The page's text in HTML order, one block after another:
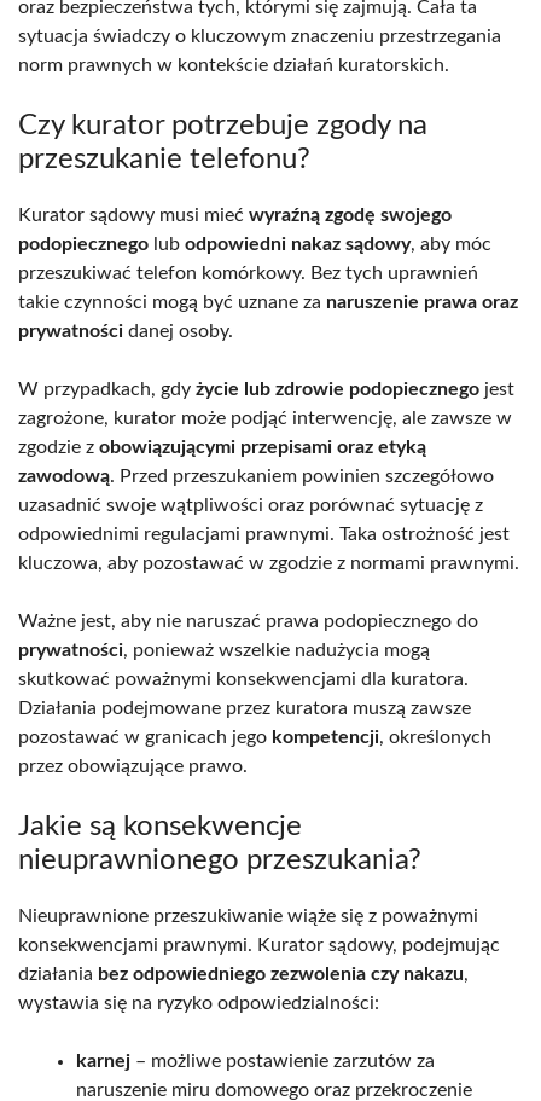
oraz bezpieczeństwa tych, którymi się zajmują. Cała ta
sytuacja świadczy o kluczowym znaczeniu przestrzegania
norm prawnych w kontekście działań kuratorskich.
Czy kurator potrzebuje zgody na
przeszukanie telefonu?
Kurator sądowy musi mieć wyraźną zgodę swojego
podopiecznego lub odpowiedni nakaz sądowy, aby móc
przeszukiwać telefon komórkowy. Bez tych uprawnień
takie czynności mogą być uznane za naruszenie prawa oraz
prywatności danej osoby.
W przypadkach, gdy życie lub zdrowie podopiecznego jest
zagrożone, kurator może podjąć interwencję, ale zawsze w
zgodzie z obowiązującymi przepisami oraz etyką
zawodową. Przed przeszukaniem powinien szczegółowo
uzasadnić swoje wątpliwości oraz porównać sytuację z
odpowiednimi regulacjami prawnymi. Taka ostrożność jest
kluczowa, aby pozostawać w zgodzie z normami prawnymi.
Ważne jest, aby nie naruszać prawa podopiecznego do
prywatności, ponieważ wszelkie nadużycia mogą
skutkować poważnymi konsekwencjami dla kuratora.
Działania podejmowane przez kuratora muszą zawsze
pozostawać w granicach jego kompetencji, określonych
przez obowiązujące prawo.
Jakie są konsekwencje
nieuprawnionego przeszukania?
Nieuprawnione przeszukiwanie wiąże się z poważnymi
konsekwencjami prawnymi. Kurator sądowy, podejmując
działania bez odpowiedniego zezwolenia czy nakazu,
wystawia się na ryzyko odpowiedzialności:
karnej – możliwe postawienie zarzutów za
naruszenie miru domowego oraz przekroczenie